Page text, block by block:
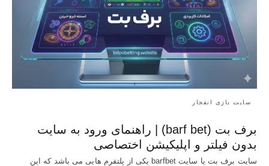
سایت بازی انفجار
برف بت (barf bet) | راهنمای ورود به سایت
بدون فیلتر و اپلیکیشن اختصاصی
سایت برف بت یا سایت barfbet یکی از پلتفرم‌ هایی می باشد که این